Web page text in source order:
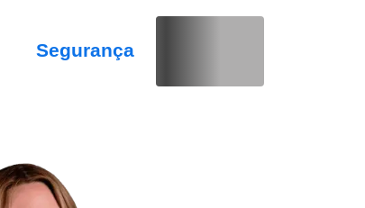
Segurança